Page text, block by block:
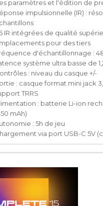
paramètres et l'édition de
impulsionnelle (IR) :
IR intégrées de qualité
pour des tiers
d'échantillonnage :
système ultra basse de
: niveau du casque +/-
: casque format mini jack
TRRS
: batterie Li-ion
mAh)
: 5h de jeu
via port USB-C 5V